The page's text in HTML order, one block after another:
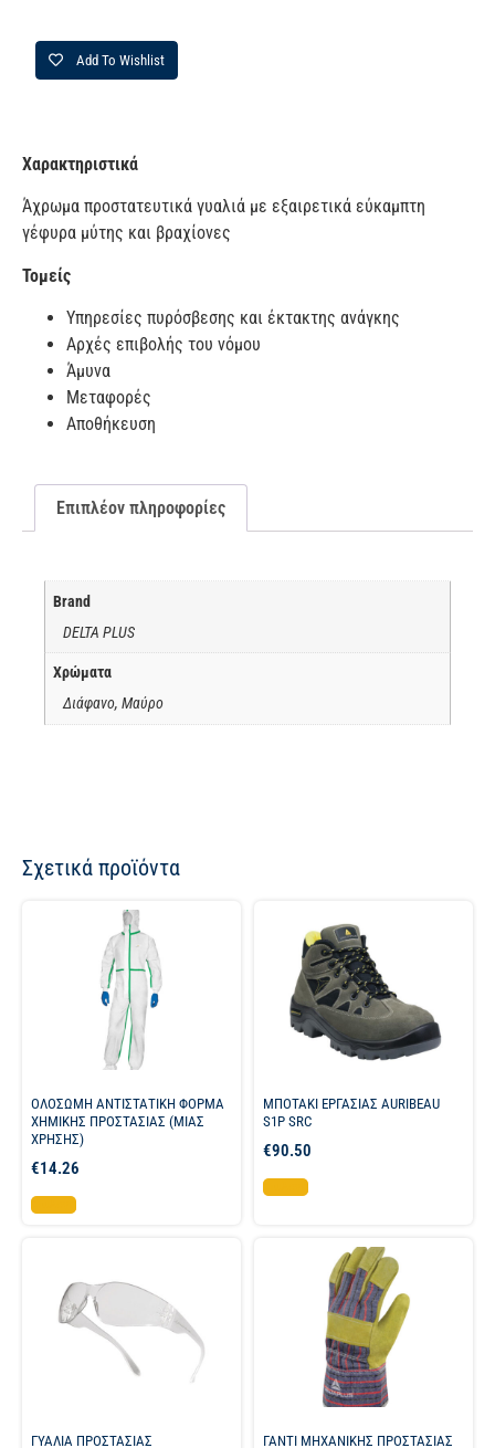
Add To Wishlist
Χαρακτηριστικά
Άχρωμα προστατευτικά γυαλιά με εξαιρετικά εύκαμπτη
γέφυρα μύτης και βραχίονες
Τομείς
Υπηρεσίες πυρόσβεσης και έκτακτης ανάγκης
Αρχές επιβολής του νόμου
Άμυνα
Μεταφορές
Αποθήκευση
Επιπλέον πληροφορίες
Brand
DELTA PLUS
Χρώματα
Διάφανο, Μαύρο
Σχετικά προϊόντα
ΟΛΟΣΩΜΗ ΑΝΤΙΣΤΑΤΙΚΗ ΦΟΡΜΑ
ΧΗΜΙΚΗΣ ΠΡΟΣΤΑΣΙΑΣ (ΜΙΑΣ
ΧΡΗΣΗΣ)
€14.26
Επιλογή
ΜΠΟΤΑΚΙ ΕΡΓΑΣΙΑΣ AURIBEAU
S1P SRC
€90.50
Επιλογή
ΓΥΑΛΙΑ ΠΡΟΣΤΑΣΙΑΣ ΓΑΝΤΙ ΜΗΧΑΝΙΚΗΣ ΠΡΟΣΤΑΣΙΑΣ